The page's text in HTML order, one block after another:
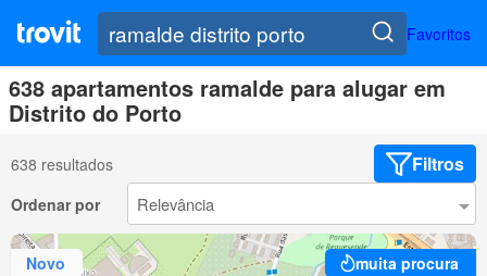
Favoritos
638 apartamentos ramalde para alugar em
Distrito do Porto
638 resultados Filtros
Ordenar por
Novo muita procura